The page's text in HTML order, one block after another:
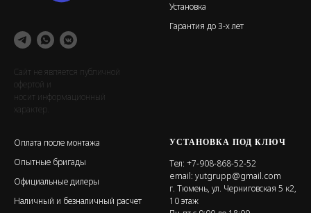
Сайт не является публичной
офертой и
носит информационный
характер.
Установка
Гарантия до 3-х лет
Оплата после монтажа
Опытные бригады
Официальные дилеры
Наличный и безналичный расчет
УСТАНОВКА ПОД КЛЮЧ
Тел: +7-908-868-52-52
email: yutgrupp@gmail.com
г. Тюмень, ул. Черниговская 5 к2,
10 этаж